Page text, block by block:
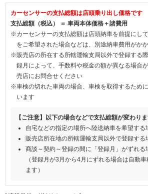
カーセンサーの支払総額は店頭乗り出し価格です
支払総額（税込） ＝ 車両本体価格＋諸費用
※カーセンサーの支払総額は店頭納車を前提にし
をご希望された場合などは、別途納車費用がか
※販売店の所在する所轄運輸支局以外で登録する
録月によって、手数料や税金の額が異なる場合
売店にお問合せください
※車検の切れた車両の場合、車検を取得するため
います
【ご注意】以下の場合などで支払総額が変わり
自宅などの指定の場所へ陸送納車を希望する
販売店所在地の所轄運輸支局以外で登録する
商談～契約～登録の間に「登録月」がずれる
（登録月が3月から4月にずれる場合は自動
ます）